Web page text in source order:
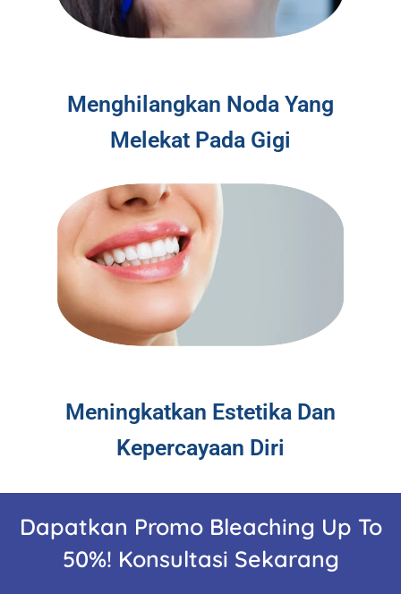
Menghilangkan Noda Yang
Melekat Pada Gigi
Meningkatkan Estetika Dan
Kepercayaan Diri
Dapatkan Promo Bleaching Up To
50%! Konsultasi Sekarang